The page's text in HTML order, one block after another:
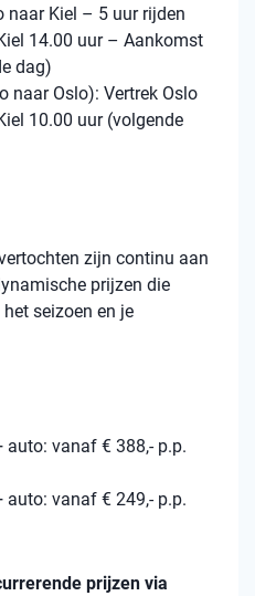
naar Kiel – 5 uur rijden
14.00 uur – Aankomst
dag)
naar Oslo): Vertrek Oslo
10.00 uur (volgende
zijn continu aan
prijzen die
seizoen en je
auto: vanaf € 388,- p.p.
auto: vanaf € 249,- p.p.
prijzen via